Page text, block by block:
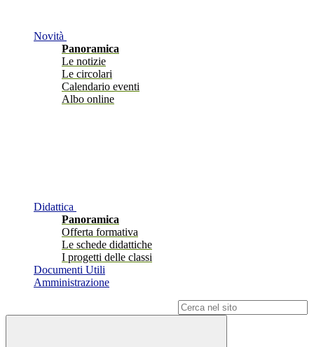
Novità
Panoramica
Le notizie
Le circolari
Calendario eventi
Albo online
Didattica
Panoramica
Offerta formativa
Le schede didattiche
I progetti delle classi
Documenti Utili
Amministrazione